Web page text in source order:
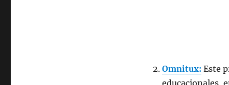
Omnitux: Este
educacionales,